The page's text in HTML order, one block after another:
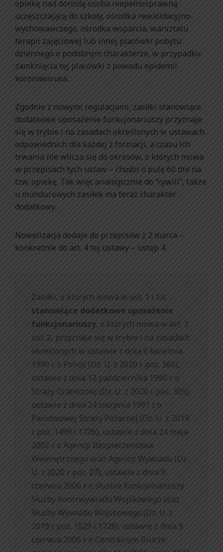
opiekę nad dorosłą osoba niepełnosprawną
uczęszczającą do szkoły, ośrodka rewalidacyjno-
wychowawczego, ośrodka wsparcia, warsztatu
terapii zajęciowej lub innej placówki pobytu
dziennego o podobnym charakterze, w przypadku
zamknięcia tej placówki z powodu epidemii
koronawirusa.
Zgodnie z nowymi regulacjami, zasiłki stanowiące
dodatkowe uposażenie funkcjonariuszy przyznaje
się w trybie i na zasadach określonych w ustawach
odpowiednich dla każdej z formacji, a czasu ich
trwania nie wlicza się do okresów, o których mowa
w przepisach tych ustaw – chodzi o pulę 60 dni na
tzw. opiekę. Tak więc analogicznie do “cywili”, także
u mundurowych zasiłek ma teraz charakter
dodatkowy.
Nowelizacja dodaje do przepisów z 2 marca –
konkretnie do art. 4 tej ustawy – ustęp 4.
Zasiłki, o których mowa w ust. 1 i 1a,
stanowiące dodatkowe uposażenie
funkcjonariuszy, o których mowa w art. 3
ust. 2, przyznaje się w trybie i na zasadach
określonych w ustawie z dnia 6 kwietnia
1990 r. o Policji (Dz. U. z 2020 r. poz. 360),
ustawie z dnia 12 października 1990 r. o
Straży Granicznej (Dz. U. z 2020 r. poz. 305),
ustawie z dnia 24 sierpnia 1991 r. o
Państwowej Straży Pożarnej (Dz. U. z 2019
r. poz. 1499 i 1726), ustawie z dnia 24 maja
2002 r. o Agencji Bezpieczeństwa
Wewnętrznego oraz Agencji Wywiadu (Dz.
U. z 2020 r. poz. 27), ustawie z dnia 9
czerwca 2006 r. o służbie funkcjonariuszy
Służby Kontrwywiadu Wojskowego oraz
Służby Wywiadu Wojskowego (Dz. U. z
2019 r. poz. 1529 i 1726), ustawie z dnia 9
czerwca 2006 r. o Centralnym Biurze